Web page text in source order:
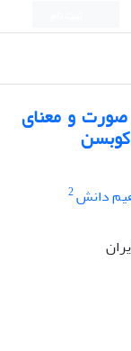
و معنای
دانش2